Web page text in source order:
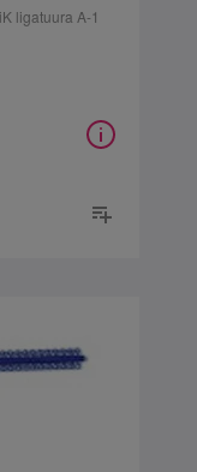
ligatuura A-1